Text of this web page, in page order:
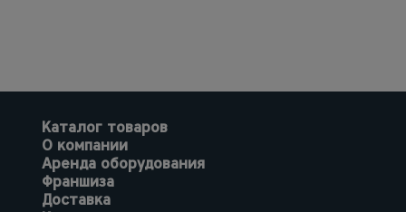
Каталог товаров
О компании
Аренда оборудования
Франшиза
Доставка